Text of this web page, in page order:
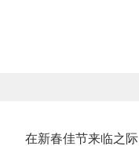
在新春佳节来临之